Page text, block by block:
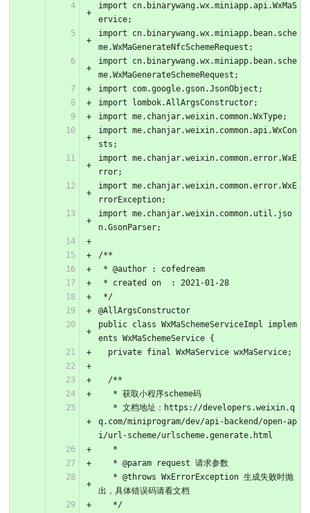
import cn.binarywang.wx.miniapp.api.WxMaS
ervice;
import cn.binarywang.wx.miniapp.bean.sche
me.WxMaGenerateNfcSchemeRequest;
import cn.binarywang.wx.miniapp.bean.sche
me.WxMaGenerateSchemeRequest;
import com.google.gson.JsonObject;
import lombok.AllArgsConstructor;
import me.chanjar.weixin.common.WxType;
import me.chanjar.weixin.common.api.WxCon
sts;
import me.chanjar.weixin.common.error.WxE
rror;
import me.chanjar.weixin.common.error.WxE
rrorException;
import me.chanjar.weixin.common.util.jso
n.GsonParser;
/**
* @author : cofedream
* created on  : 2021-01-28
*/
@AllArgsConstructor
public class WxMaSchemeServiceImpl implem
ents WxMaSchemeService {
  private final WxMaService wxMaService;
  /**
   * 获取小程序scheme码
q.com/miniprogram/dev/api-backend/open-ap
i/url-scheme/urlscheme.generate.html
   *
   * @param request 请求参数
出，具体错误码请看文档
   */